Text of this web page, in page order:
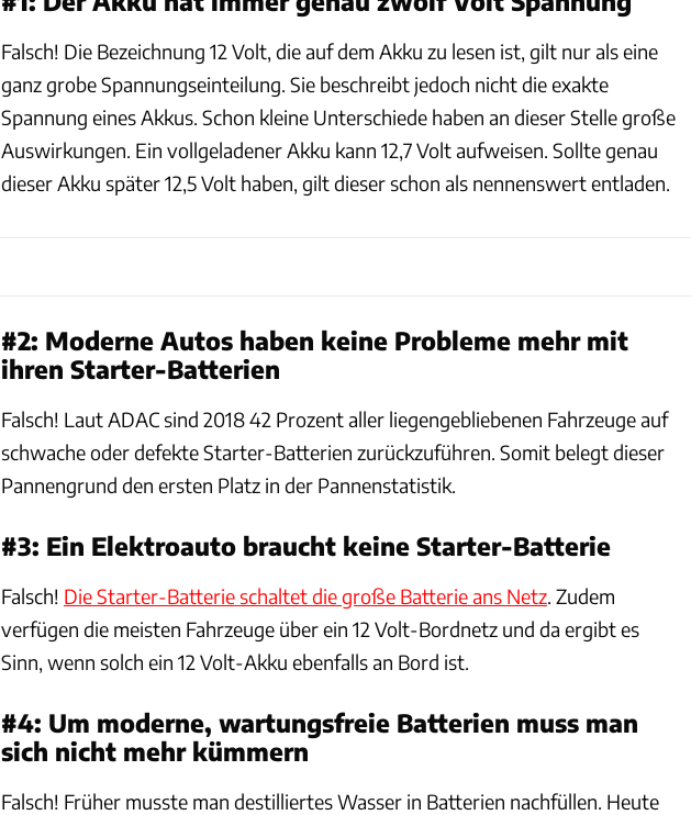
Falsch! Die Bezeichnung 12 Volt, die auf dem Akku zu lesen ist, gilt nur als eine
ganz grobe Spannungseinteilung. Sie beschreibt jedoch nicht die exakte
Spannung eines Akkus. Schon kleine Unterschiede haben an dieser Stelle große
Auswirkungen. Ein vollgeladener Akku kann 12,7 Volt aufweisen. Sollte genau
dieser Akku später 12,5 Volt haben, gilt dieser schon als nennenswert entladen.
#2: Moderne Autos haben keine Probleme mehr mit
ihren Starter-Batterien
Falsch! Laut ADAC sind 2018 42 Prozent aller liegengebliebenen Fahrzeuge auf
schwache oder defekte Starter-Batterien zurückzuführen. Somit belegt dieser
Pannengrund den ersten Platz in der Pannenstatistik.
#3: Ein Elektroauto braucht keine Starter-Batterie
Falsch! Die Starter-Batterie schaltet die große Batterie ans Netz . Zudem
verfügen die meisten Fahrzeuge über ein 12 Volt-Bordnetz und da ergibt es
Sinn, wenn solch ein 12 Volt-Akku ebenfalls an Bord ist.
#4: Um moderne, wartungsfreie Batterien muss man
sich nicht mehr kümmern
Falsch! Früher musste man destilliertes Wasser in Batterien nachfüllen. Heute